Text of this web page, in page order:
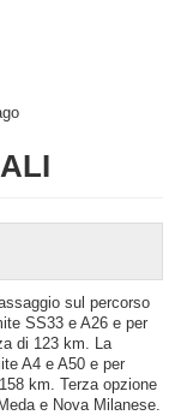
sul percorso
SS33 e A26 e per
di 123 km. La
A4 e A50 e per
km. Terza opzione
e Nova Milanese.